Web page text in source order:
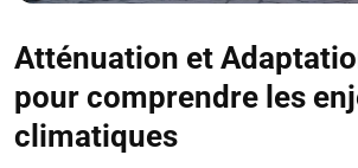
Atténuation et
pour comprendre les
climatiques